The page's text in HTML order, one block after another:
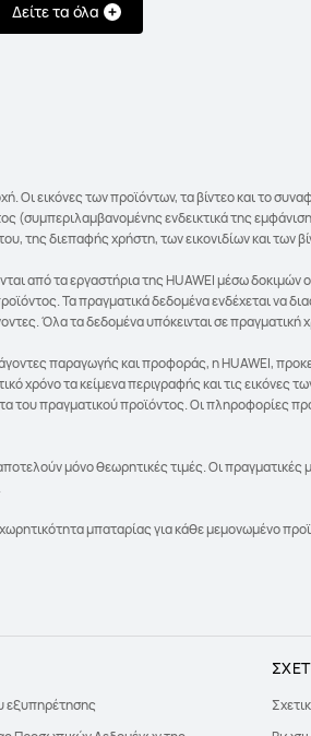
Δείτε τα όλα
Οι εικόνες των προϊόντων, τα βίντεο και το
(συμπεριλαμβανομένης ενδεικτικά της
διεπαφής χρήστη, των εικονιδίων και των
από τα εργαστήρια της HUAWEI μέσω δοκιμών
Τα πραγματικά δεδομένα ενδέχεται να
Όλα τα δεδομένα υπόκεινται σε πραγματική
παραγωγής και προφοράς, η HUAWEI,
χρόνο τα κείμενα περιγραφής και τις
του πραγματικού προϊόντος. Οι πληροφορίες
μόνο θεωρητικές τιμές. Οι
μπαταρίας για κάθε μεμονωμένο
εξυπηρέτησης